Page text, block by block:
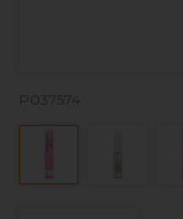
P037574